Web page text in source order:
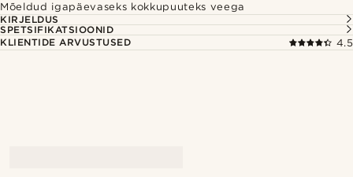
Mõeldud igapäevaseks kokkupuuteks veega
KIRJELDUS
SPETSIFIKATSIOONID
KLIENTIDE ARVUSTUSED
4.5